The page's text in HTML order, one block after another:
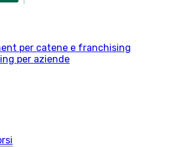
per catene e franchising
per aziende